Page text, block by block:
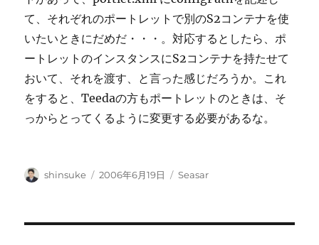
て、それぞれのポートレットで別のS2コンテナを使
いたいときにだめだ・・・。対応するとしたら、ポ
ートレットのインスタンスにS2コンテナを持たせて
おいて、それを渡す、と言った感じだろうか。これ
をすると、Teedaの方もポートレットのときは、そ
っからとってくるように変更する必要があるな。
投
shinsuke
投
2006年6月19日
カ
Seasar